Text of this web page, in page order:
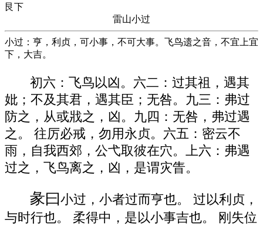
艮下
雷山小过
小过：亨，利贞，可小事，不可大事。飞鸟遗之音，不宜上宜
下，大吉。
初六：飞鸟以凶。六二：过其祖，遇其
妣；不及其君，遇其臣；无咎。九三：弗过
防之，从或戕之，凶。九四：无咎，弗过遇
之。 往厉必戒，勿用永贞。六五：密云不
雨，自我西郊，公弋取彼在穴。上六：弗遇
过之，飞鸟离之，凶，是谓灾眚。
彖曰小过，小者过而亨也。 过以利贞，
与时行也。 柔得中，是以小事吉也。 刚失位